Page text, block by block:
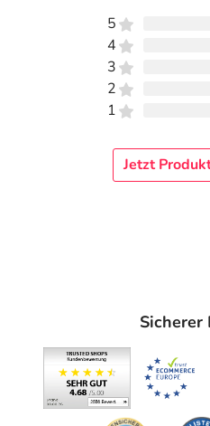
5
4
3
2
1
Jetzt
Sicherer